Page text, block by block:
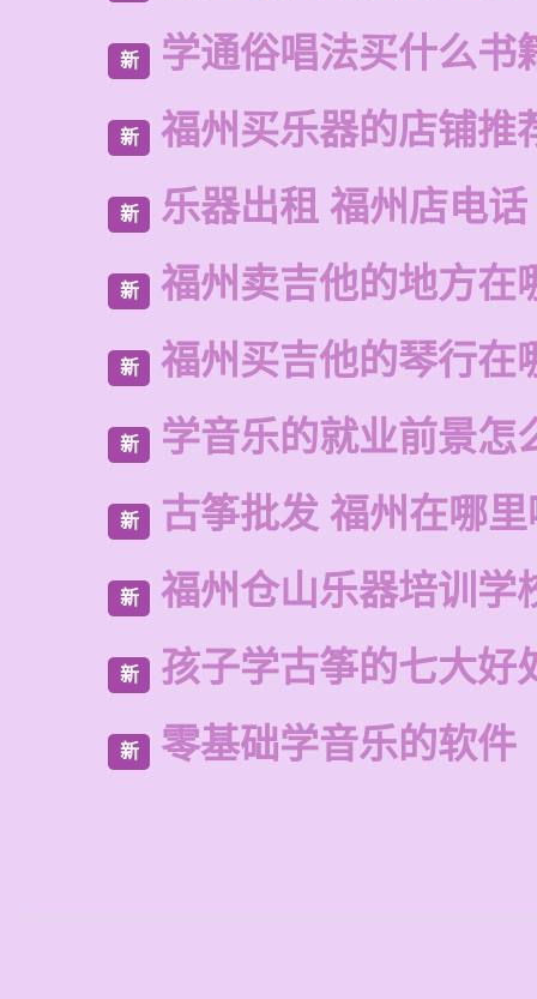
新 学通俗唱法买什么书
新 福州买乐器的店铺推
新 乐器出租 福州店电话
新 福州卖吉他的地方在
新 福州买吉他的琴行在
新 学音乐的就业前景怎
新 古筝批发 福州在哪
新 福州仓山乐器培训学
新 孩子学古筝的七大好
新 零基础学音乐的软件